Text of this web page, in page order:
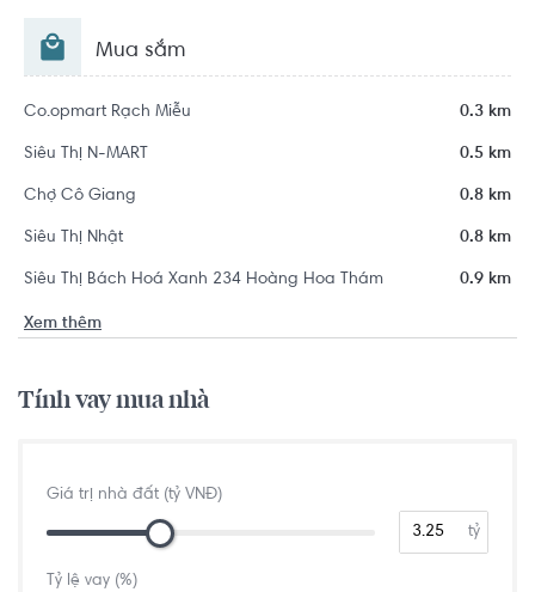
Mua sắm
Co.opmart Rạch Miễu 0.3 km
Siêu Thị N-MART 0.5 km
Chợ Cô Giang 0.8 km
Siêu Thị Nhật 0.8 km
Siêu Thị Bách Hoá Xanh 234 Hoàng Hoa Thám 0.9 km
Xem thêm
Tính vay mua nhà
Giá trị nhà đất (tỷ VNĐ)
tỷ
Tỷ lệ vay (%)